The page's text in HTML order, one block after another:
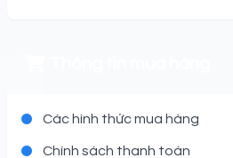
Các hình thức mua hàng
Chính sách thanh toán